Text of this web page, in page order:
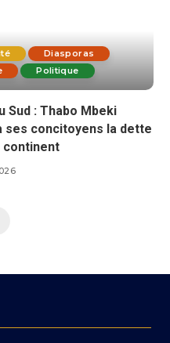
Diasporas
Politique
Sud : Thabo Mbeki
ses concitoyens la dette
continent